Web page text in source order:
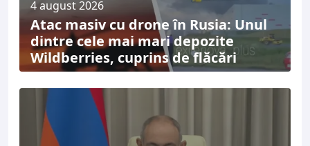
4 august 2026
Atac masiv cu drone în Rusia: Unul
dintre cele mai mari depozite
Wildberries, cuprins de flăcări